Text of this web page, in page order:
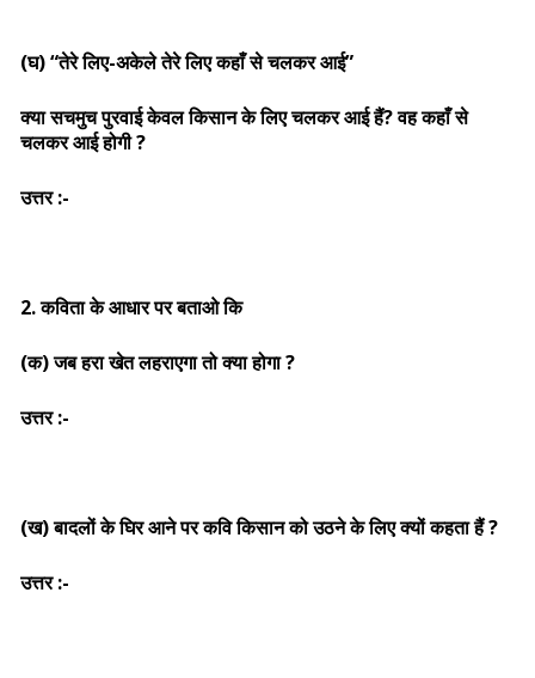
(घ) “तेरे लिए-अकेले तेरे लिए कहाँ से चलकर आई”
क्या सचमुच पुरवाई केवल किसान के लिए चलकर आई हैं? वह कहाँ से
चलकर आई होगी ?
उत्तर :-
2. कविता के आधार पर बताओ कि
(क) जब हरा खेत लहराएगा तो क्या होगा ?
उत्तर :-
(ख) बादलों के घिर आने पर कवि किसान को उठने के लिए क्यों कहता हैं ?
उत्तर :-